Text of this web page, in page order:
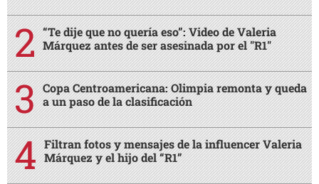
“Te dije que no quería eso”: Video de Valeria
Márquez antes de ser asesinada por el "R1"
Copa Centroamericana: Olimpia remonta y queda
a un paso de la clasificación
Filtran fotos y mensajes de la influencer Valeria
Márquez y el hijo del “R1”